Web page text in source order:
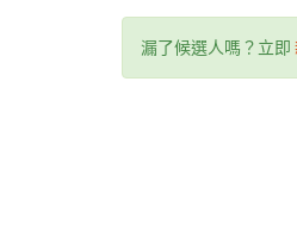
漏了候選人嗎？立即